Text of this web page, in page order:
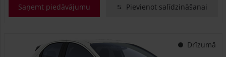
Saņemt piedāvājumu Pievienot salīdzināšanai
Drīzumā